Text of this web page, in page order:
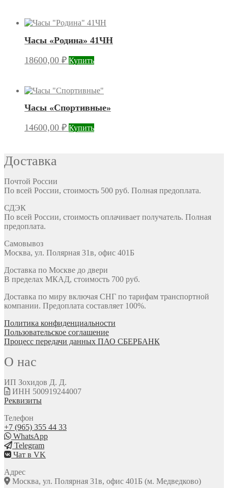
Часы «Родина» 41ЧН
18600,00 ₽ Купить
Часы «Спортивные»
14600,00 ₽ Купить
Доставка
Почтой России
По всей России, стоимость 500 руб. Полная предоплата.
СДЭК
По всей России, стоимость оплачивает получатель. Полная
предоплата.
Самовывоз
Москва, ул. Полярная 31в, офис 401Б
Доставка по Москве до двери
В пределах МКАД, стоимость 700 руб.
Доставка по миру включая СНГ по тарифам транспортной
компании. Предоплата составляет 100%.
Политика конфиденциальности
Пользовательское соглашение
Процесс передачи данных ПАО СБЕРБАНК
О нас
ИП Зохидов Д. Д.
ИНН 500919244007
Реквизиты
Телефон
+7 (965) 355 44 33
WhatsApp
Telegram
Чат в VK
Адрес
Москва, ул. Полярная 31в, офис 401Б (м. Медведково)